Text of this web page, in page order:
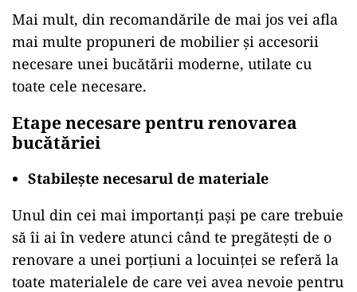
Mai mult, din recomandările de mai jos vei afla
mai multe propuneri de mobilier și accesorii
necesare unei bucătării moderne, utilate cu
toate cele necesare.
Etape necesare pentru renovarea
bucătăriei
Stabilește necesarul de materiale
Unul din cei mai importanți pași pe care trebuie
să îi ai în vedere atunci când te pregătești de o
renovare a unei porțiuni a locuinței se referă la
toate materialele de care vei avea nevoie pentru